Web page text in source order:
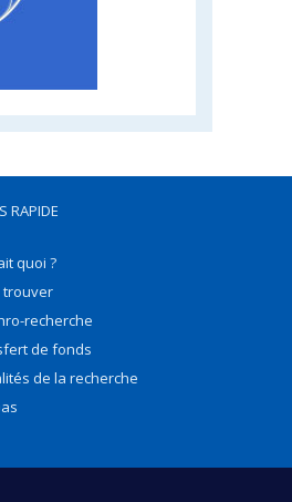
RAPIDE
quoi ?
trouver
recherche
de fonds
de la recherche